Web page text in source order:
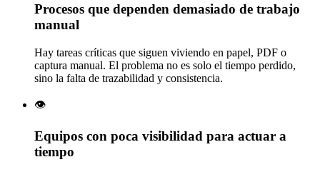
Procesos que dependen demasiado de trabajo
manual
Hay tareas críticas que siguen viviendo en papel, PDF o
captura manual. El problema no es solo el tiempo perdido,
sino la falta de trazabilidad y consistencia.
👁️
Equipos con poca visibilidad para actuar a
tiempo